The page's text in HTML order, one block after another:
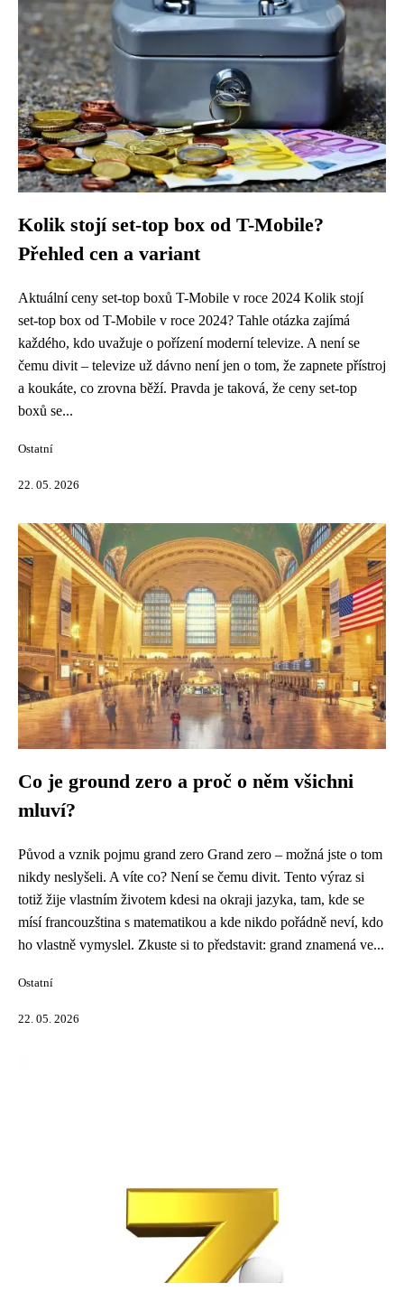
Kolik stojí set-top box od T-Mobile?
Přehled cen a variant
Aktuální ceny set-top boxů T-Mobile v roce 2024 Kolik stojí
set-top box od T-Mobile v roce 2024? Tahle otázka zajímá
každého, kdo uvažuje o pořízení moderní televize. A není se
čemu divit – televize už dávno není jen o tom, že zapnete přístroj
a koukáte, co zrovna běží. Pravda je taková, že ceny set-top
boxů se...
Ostatní
22. 05. 2026
Co je ground zero a proč o něm všichni
mluví?
Původ a vznik pojmu grand zero Grand zero – možná jste o tom
nikdy neslyšeli. A víte co? Není se čemu divit. Tento výraz si
totiž žije vlastním životem kdesi na okraji jazyka, tam, kde se
mísí francouzština s matematikou a kde nikdo pořádně neví, kdo
ho vlastně vymyslel. Zkuste si to představit: grand znamená ve...
Ostatní
22. 05. 2026